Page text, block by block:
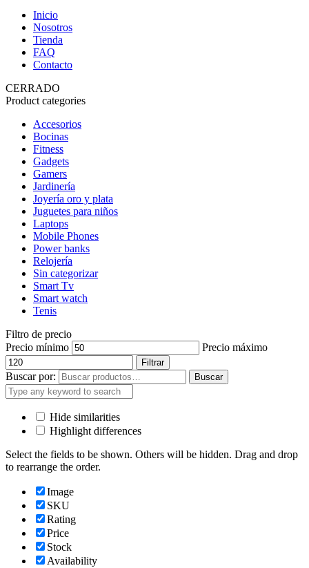
Inicio
Nosotros
Tienda
FAQ
Contacto
CERRADO
Product categories
Accesorios
Bocinas
Fitness
Gadgets
Gamers
Jardinería
Joyería oro y plata
Juguetes para niños
Laptops
Mobile Phones
Power banks
Relojería
Sin categorizar
Smart Tv
Smart watch
Tenis
Filtro de precio
Precio mínimo
Precio máximo
Filtrar
Buscar por: Buscar
Hide similarities
Highlight differences
Select the fields to be shown. Others will be hidden. Drag and drop
to rearrange the order.
Image
SKU
Rating
Price
Stock
Availability